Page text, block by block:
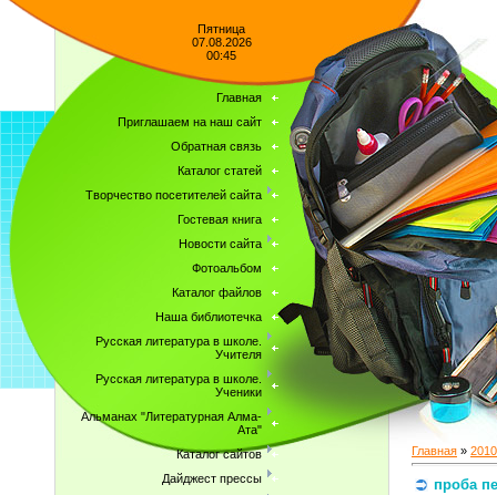
Пятница
07.08.2026
00:45
Главная
Приглашаем на наш сайт
Обратная связь
Каталог статей
Творчество посетителей сайта
Гостевая книга
Новости сайта
Фотоальбом
Каталог файлов
Наша библиотечка
Русская литература в школе.
Учителя
Русская литература в школе.
Ученики
Альманах "Литературная Алма-
Ата"
Каталог сайтов
Дайджест прессы
Главная » 2010
проба